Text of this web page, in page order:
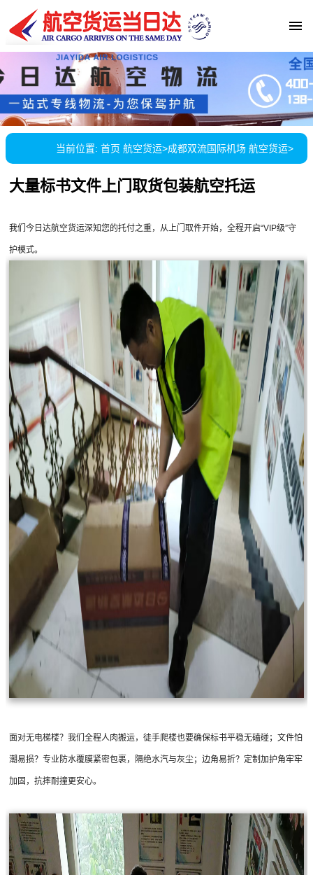
当前位置: 首页 航空货运>成都双流国际机场 航空货运>
大量标书文件上门取货包装航空托运
我们今日达航空货运深知您的托付之重，从上门取件开始，全程开启“VIP级”守
护模式。
面对无电梯楼？我们全程人肉搬运，徒手爬楼也要确保标书平稳无磕碰；文件怕
潮易损？专业防水覆膜紧密包裹，隔绝水汽与灰尘；边角易折？定制加护角牢牢
加固，抗摔耐撞更安心。